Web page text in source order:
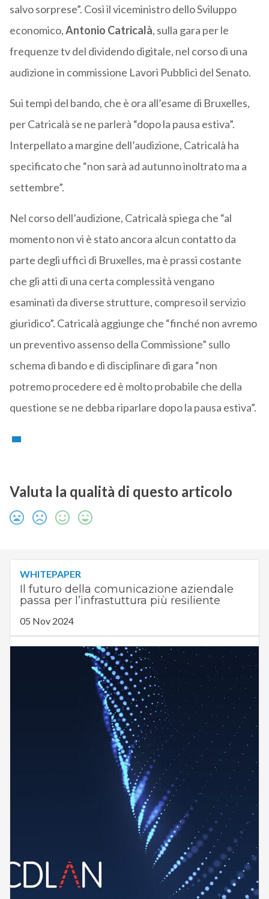
salvo sorprese”. Così il viceministro dello Sviluppo
economico,Antonio Catricalà, sulla gara per le
frequenze tv del dividendo digitale, nel corso di una
audizione in commissione Lavori Pubblici del Senato.
Sui tempi del bando, che è ora all’esame di Bruxelles,
per Catricalà se ne parlerà “dopo la pausa estiva”.
Interpellato a margine dell’audizione, Catricalà ha
specificato che “non sarà ad autunno inoltrato ma a
settembre”.
Nel corso dell’audizione, Catricalà spiega che “al
momento non vi è stato ancora alcun contatto da
parte degli uffici di Bruxelles, ma è prassi costante
che gli atti di una certa complessità vengano
esaminati da diverse strutture, compreso il servizio
giuridico”. Catricalà aggiunge che “finché non avremo
un preventivo assenso della Commissione” sullo
schema di bando e di disciplinare di gara “non
potremo procedere ed è molto probabile che della
questione se ne debba riparlare dopo la pausa estiva”.
Valuta la qualità di questo articolo
WHITEPAPER
Il futuro della comunicazione aziendale
passa per l’infrastuttura più resiliente
05 Nov 2024